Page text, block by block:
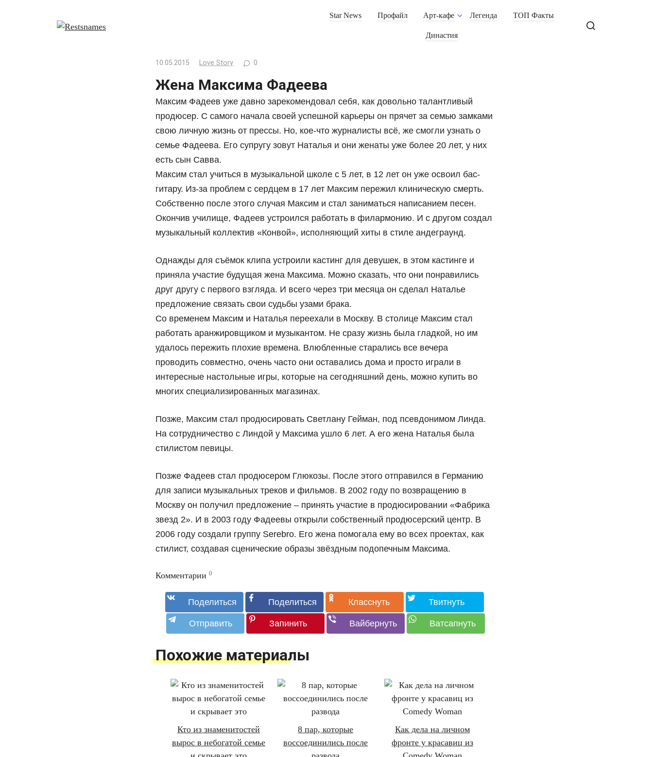
Star News Профайл Арт-кафе Легенда ТОП Факты
Династия
10.05.2015 Love Story 0
Жена Максима Фадеева
Максим Фадеев уже давно зарекомендовал себя, как довольно талантливый
продюсер. С самого начала своей успешной карьеры он прячет за семью замками
свою личную жизнь от прессы. Но, кое-что журналисты всё, же смогли узнать о
семье Фадеева. Его супругу зовут Наталья и они женаты уже более 20 лет, у них
есть сын Савва.
Максим стал учиться в музыкальной школе с 5 лет, в 12 лет он уже освоил бас-
гитару. Из-за проблем с сердцем в 17 лет Максим пережил клиническую смерть.
Собственно после этого случая Максим и стал заниматься написанием песен.
Окончив училище, Фадеев устроился работать в филармонию. И с другом создал
музыкальный коллектив «Конвой», исполняющий хиты в стиле андеграунд.
Однажды для съёмок клипа устроили кастинг для девушек, в этом кастинге и
приняла участие будущая жена Максима. Можно сказать, что они понравились
друг другу с первого взгляда. И всего через три месяца он сделал Наталье
предложение связать свои судьбы узами брака.
Со временем Максим и Наталья переехали в Москву. В столице Максим стал
работать аранжировщиком и музыкантом. Не сразу жизнь была гладкой, но им
удалось пережить плохие времена. Влюбленные старались все вечера
проводить совместно, очень часто они оставались дома и просто играли в
интересные настольные игры, которые на сегодняшний день, можно купить во
многих специализированных магазинах.
Позже, Максим стал продюсировать Светлану Гейман, под псевдонимом Линда.
На сотрудничество с Линдой у Максима ушло 6 лет. А его жена Наталья была
стилистом певицы.
Позже Фадеев стал продюсером Глюкозы. После этого отправился в Германию
для записи музыкальных треков и фильмов. В 2002 году по возвращению в
Москву он получил предложение – принять участие в продюсировании «Фабрика
звезд 2». И в 2003 году Фадеевы открыли собственный продюсерский центр. В
2006 году создали группу Serebro. Его жена помогала ему во всех проектах, как
стилист, создавая сценические образы звёздным подопечным Максима.
Комментарии 0
Похожие материалы
Кто из знаменитостей
вырос в небогатой семье
8 пар, которые
воссоединились после
Как дела на личном
фронте у красавиц из